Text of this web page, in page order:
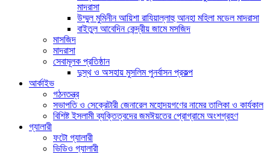
মাদরাসা
উম্মুল মুমিনীন আয়িশা রাযিয়াল্লাহু আনহা মহিলা মডেল মাদরাসা
বাইতুল আবেদিন কেন্দ্রীয় জামে মসজিদ
মাসজিদ
মাদরাসা
সেবামূলক প্রতিষ্ঠান
দুস্থ ও অসহায় মুসলিম পুনর্বাসন প্রকল্প
আর্কাইভ
গঠনতন্ত্র
সভাপতি ও সেক্রেটারী জেনারেল মহোদয়গণের নামের তালিকা ও কার্যকাল
বিশিষ্ট ইসলামী ব্যক্তিত্বদের জমঈয়তের প্রোগ্রামে অংশগ্রহণ
গ্যালারী
ফটো গ্যালারী
ভিডিও গ্যালারী